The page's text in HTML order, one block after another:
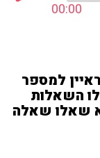
00:00
למספר
השאלות
שאלו שאלה